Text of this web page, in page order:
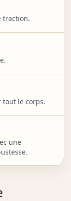
traction.
tout le corps.
une